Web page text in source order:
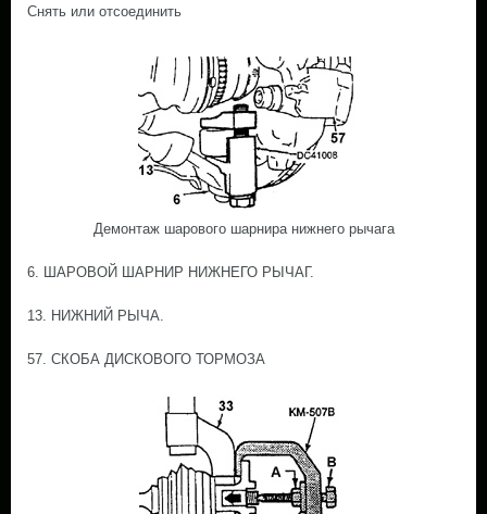
Снять или отсоединить
Демонтаж шарового шарнира нижнего рычага
6. ШАРОВОЙ ШАРНИР НИЖНЕГО РЫЧАГ.
13. НИЖНИЙ РЫЧА.
57. СКОБА ДИСКОВОГО ТОРМОЗА